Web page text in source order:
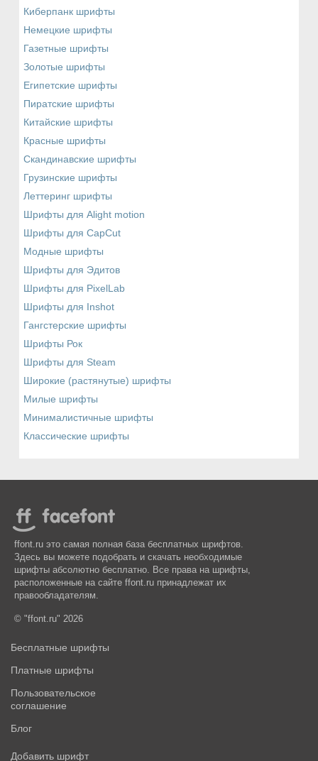
Киберпанк шрифты
Немецкие шрифты
Газетные шрифты
Золотые шрифты
Египетские шрифты
Пиратские шрифты
Китайские шрифты
Красные шрифты
Скандинавские шрифты
Грузинские шрифты
Леттеринг шрифты
Шрифты для Alight motion
Шрифты для CapCut
Модные шрифты
Шрифты для Эдитов
Шрифты для PixelLab
Шрифты для Inshot
Гангстерские шрифты
Шрифты Рок
Шрифты для Steam
Широкие (растянутые) шрифты
Милые шрифты
Минималистичные шрифты
Классические шрифты
ffont.ru это самая полная база бесплатных шрифтов.
Здесь вы можете подобрать и скачать необходимые
шрифты абсолютно бесплатно. Все права на шрифты,
расположенные на сайте ffont.ru принадлежат их
правообладателям.
© "ffont.ru" 2026
Бесплатные шрифты
Платные шрифты
Пользовательское
соглашение
Блог
Добавить шрифт